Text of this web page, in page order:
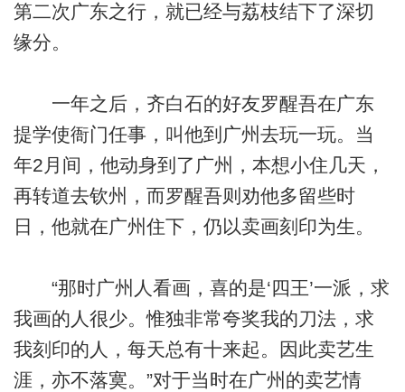
第二次广东之行，就已经与荔枝结下了深切
缘分。
一年之后，齐白石的好友罗醒吾在广东
提学使衙门任事，叫他到广州去玩一玩。当
年2月间，他动身到了广州，本想小住几天，
再转道去钦州，而罗醒吾则劝他多留些时
日，他就在广州住下，仍以卖画刻印为生。
“那时广州人看画，喜的是‘四王’一派，求
我画的人很少。惟独非常夸奖我的刀法，求
我刻印的人，每天总有十来起。因此卖艺生
涯，亦不落寞。”对于当时在广州的卖艺情